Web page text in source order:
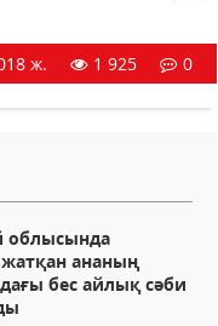
ж. 1 925 0
облысында
ананың
бес айлық сәби